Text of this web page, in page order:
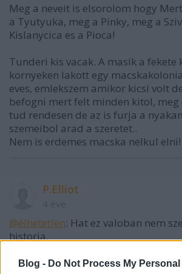
Blog - Do Not Process My
Meg a neveit is elsorolom hogy
a Tyutyuka, meg a Pinky, meg a
Kislanycica es a Pioca!
Tunderi kis vacak. A masik a fekete
kornyeken lakott egy
eves, emlekszem amikor kicsi volt
befogni mert felt minden kitol,
tud rendesen de az is furja a
szemeibol arad a szeretet..
Nem is erdemes macska nelkul elni!
P.Elliot
@élhetetlen: Hat ez valoban nem
historia.
keresetu eveket veszik figyelembe